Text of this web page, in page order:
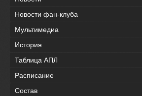
Новости фан-клуба
Мультимедиа
История
Таблица АПЛ
Расписание
Состав